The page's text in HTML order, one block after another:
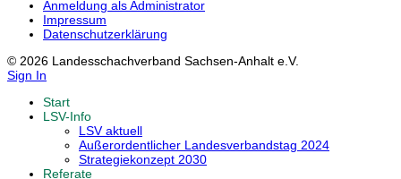
Anmeldung als Administrator
Impressum
Datenschutzerklärung
© 2026 Landesschachverband Sachsen-Anhalt e.V.
Sign In
Start
LSV-Info
LSV aktuell
Außerordentlicher Landesverbandstag 2024
Strategiekonzept 2030
Referate